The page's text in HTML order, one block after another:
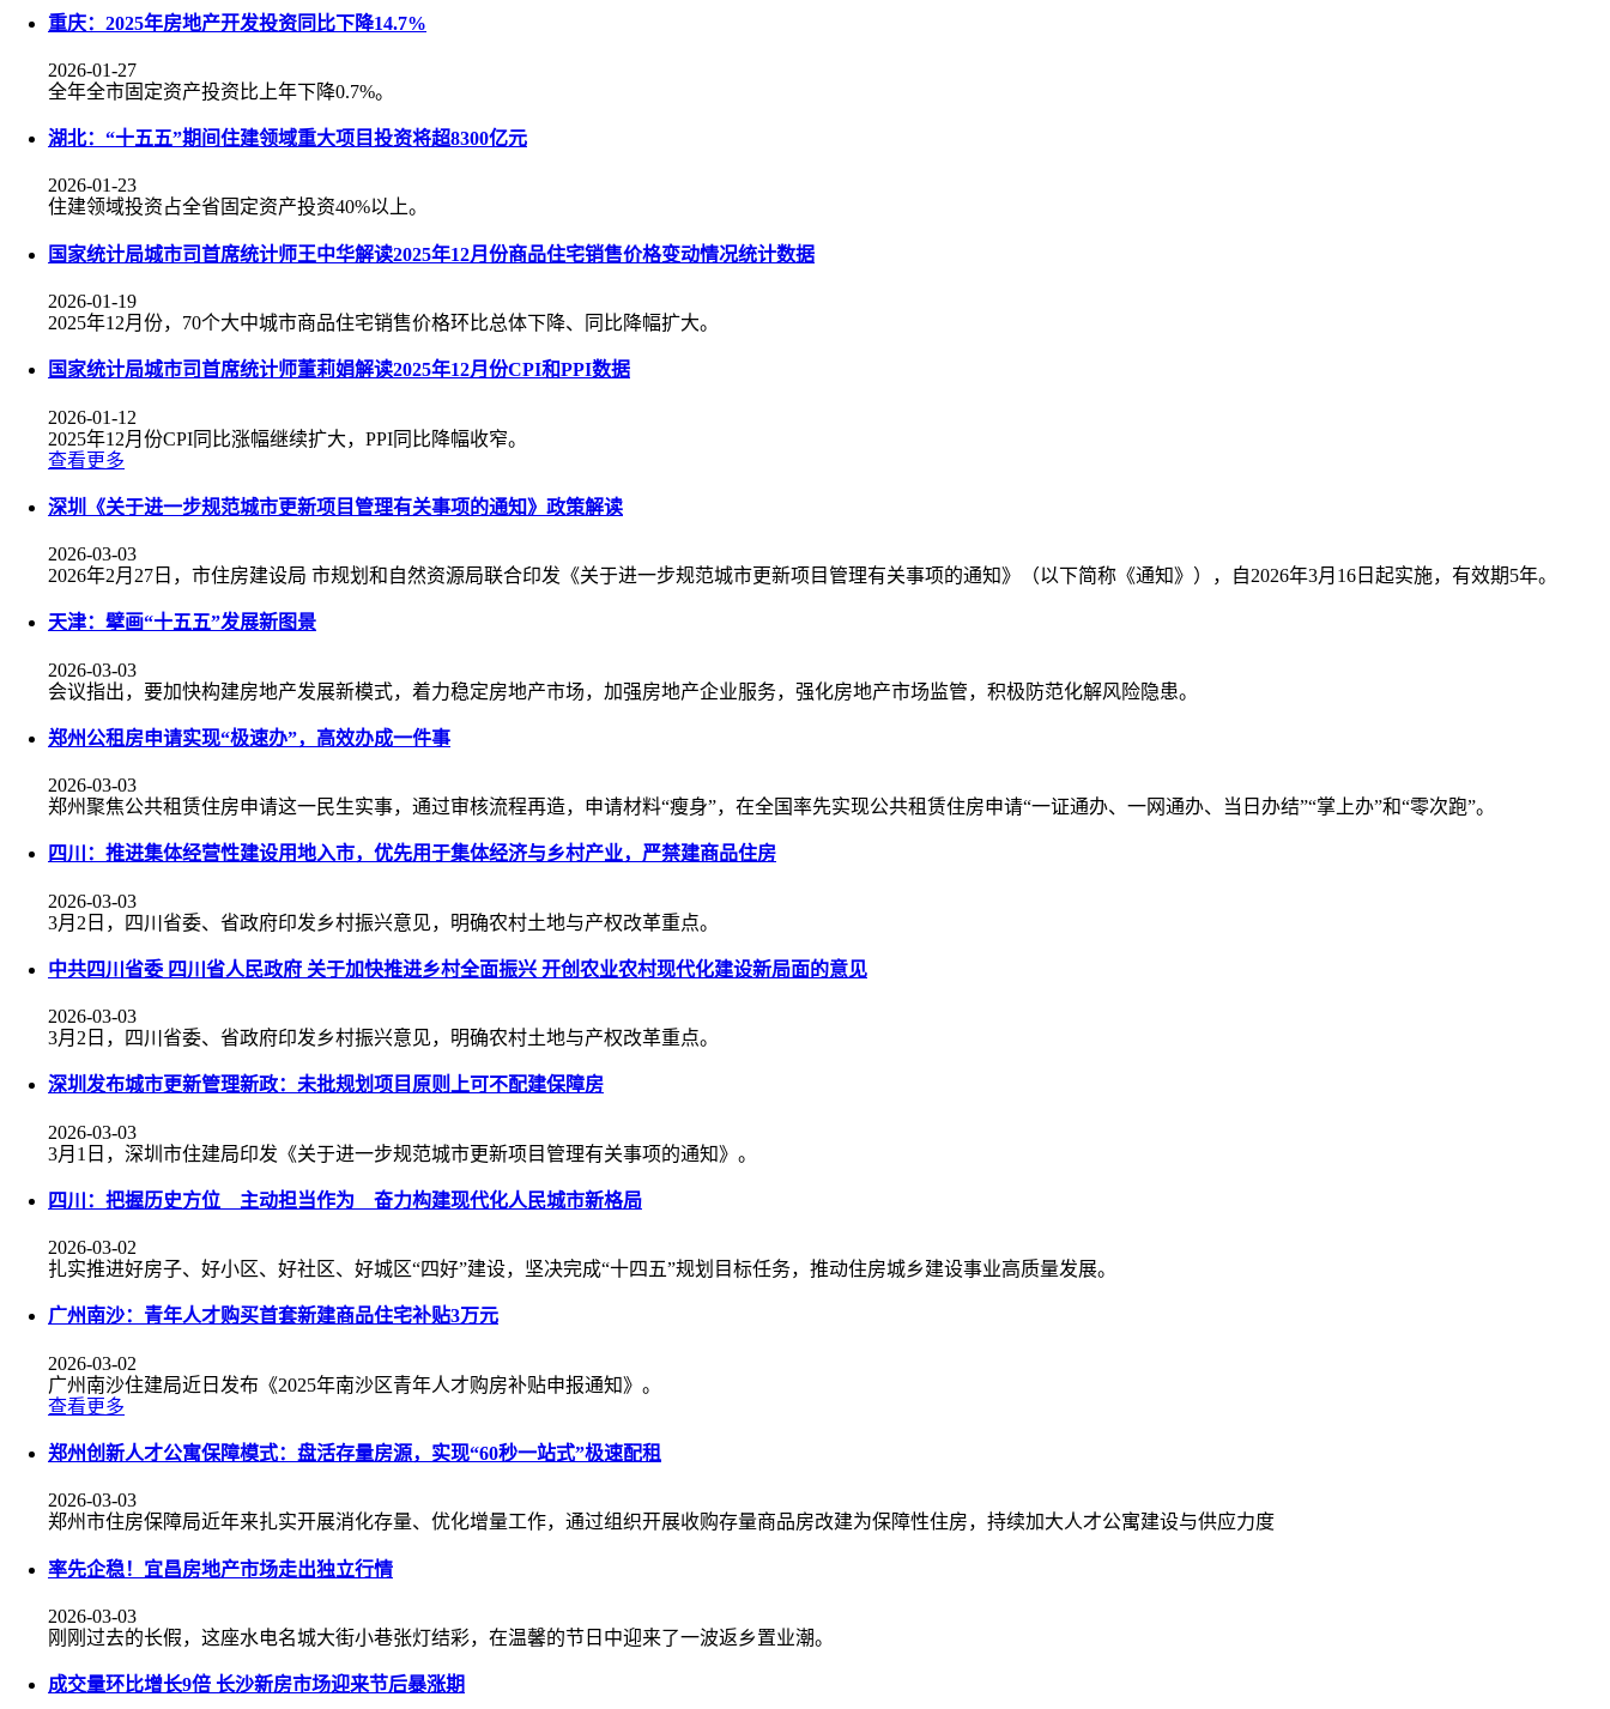
重庆：2025年房地产开发投资同比下降14.7%
2026-01-27
全年全市固定资产投资比上年下降0.7%。
湖北：“十五五”期间住建领域重大项目投资将超8300亿元
2026-01-23
住建领域投资占全省固定资产投资40%以上。
国家统计局城市司首席统计师王中华解读2025年12月份商品住宅销售价格变动情况统计数据
2026-01-19
2025年12月份，70个大中城市商品住宅销售价格环比总体下降、同比降幅扩大。
国家统计局城市司首席统计师董莉娟解读2025年12月份CPI和PPI数据
2026-01-12
2025年12月份CPI同比涨幅继续扩大，PPI同比降幅收窄。
查看更多
深圳《关于进一步规范城市更新项目管理有关事项的通知》政策解读
2026-03-03
2026年2月27日，市住房建设局 市规划和自然资源局联合印发《关于进一步规范城市更新项目管理有关事项的通知》（以下简称《通知》），自2026年3月16日起实施，有效期5年。
天津：擘画“十五五”发展新图景
2026-03-03
会议指出，要加快构建房地产发展新模式，着力稳定房地产市场，加强房地产企业服务，强化房地产市场监管，积极防范化解风险隐患。
郑州公租房申请实现“极速办”，高效办成一件事
2026-03-03
郑州聚焦公共租赁住房申请这一民生实事，通过审核流程再造，申请材料“瘦身”，在全国率先实现公共租赁住房申请“一证通办、一网通办、当日办结”“掌上办”和“零次跑”。
四川：推进集体经营性建设用地入市，优先用于集体经济与乡村产业，严禁建商品住房
2026-03-03
3月2日，四川省委、省政府印发乡村振兴意见，明确农村土地与产权改革重点。
中共四川省委 四川省人民政府 关于加快推进乡村全面振兴 开创农业农村现代化建设新局面的意见
2026-03-03
3月2日，四川省委、省政府印发乡村振兴意见，明确农村土地与产权改革重点。
深圳发布城市更新管理新政：未批规划项目原则上可不配建保障房
2026-03-03
3月1日，深圳市住建局印发《关于进一步规范城市更新项目管理有关事项的通知》。
四川：把握历史方位 主动担当作为 奋力构建现代化人民城市新格局
2026-03-02
扎实推进好房子、好小区、好社区、好城区“四好”建设，坚决完成“十四五”规划目标任务，推动住房城乡建设事业高质量发展。
广州南沙：青年人才购买首套新建商品住宅补贴3万元
2026-03-02
广州南沙住建局近日发布《2025年南沙区青年人才购房补贴申报通知》。
查看更多
郑州创新人才公寓保障模式：盘活存量房源，实现“60秒一站式”极速配租
2026-03-03
郑州市住房保障局近年来扎实开展消化存量、优化增量工作，通过组织开展收购存量商品房改建为保障性住房，持续加大人才公寓建设与供应力度
率先企稳！宜昌房地产市场走出独立行情
2026-03-03
刚刚过去的长假，这座水电名城大街小巷张灯结彩，在温馨的节日中迎来了一波返乡置业潮。
成交量环比增长9倍 长沙新房市场迎来节后暴涨期